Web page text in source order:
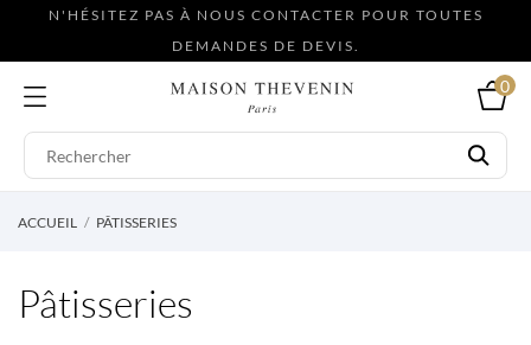
N'HÉSITEZ PAS À NOUS CONTACTER POUR TOUTES
DEMANDES DE DEVIS.
0
ACCUEIL PÂTISSERIES
Pâtisseries